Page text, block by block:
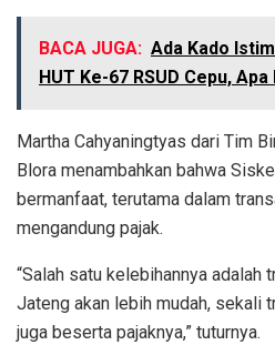
BACA JUGA: Ada Kado
HUT Ke-67 RSUD Cepu, Apa
Martha Cahyaningtyas dari Tim
Blora menambahkan bahwa
bermanfaat, terutama dalam
mengandung pajak.
“Salah satu kelebihannya adalah
Jateng akan lebih mudah, sekali
juga beserta pajaknya,” tuturnya.